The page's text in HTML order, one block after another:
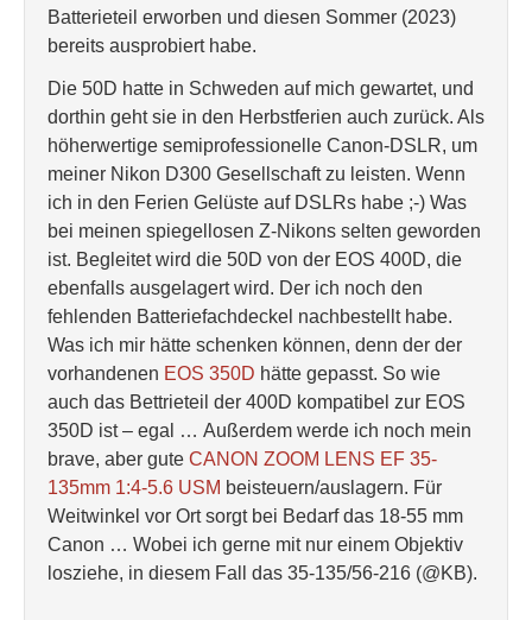
Batterieteil erworben und diesen Sommer (2023)
bereits ausprobiert habe.
Die 50D hatte in Schweden auf mich gewartet, und
dorthin geht sie in den Herbstferien auch zurück. Als
höherwertige semiprofessionelle Canon-DSLR, um
meiner Nikon D300 Gesellschaft zu leisten. Wenn
ich in den Ferien Gelüste auf DSLRs habe ;-) Was
bei meinen spiegellosen Z-Nikons selten geworden
ist. Begleitet wird die 50D von der EOS 400D, die
ebenfalls ausgelagert wird. Der ich noch den
fehlenden Batteriefachdeckel nachbestellt habe.
Was ich mir hätte schenken können, denn der der
vorhandenen EOS 350D hätte gepasst. So wie
auch das Bettrieteil der 400D kompatibel zur EOS
350D ist – egal … Außerdem werde ich noch mein
brave, aber gute CANON ZOOM LENS EF 35-
135mm 1:4-5.6 USM beisteuern/auslagern. Für
Weitwinkel vor Ort sorgt bei Bedarf das 18-55 mm
Canon … Wobei ich gerne mit nur einem Objektiv
losziehe, in diesem Fall das 35-135/56-216 (@KB).